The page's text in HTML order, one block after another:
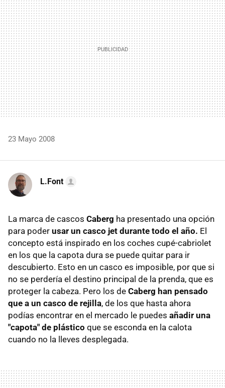
23 Mayo 2008
L.Font
La marca de cascos Caberg ha presentado una opción
para poder usar un casco jet durante todo el año. El
concepto está inspirado en los coches cupé-cabriolet
en los que la capota dura se puede quitar para ir
descubierto. Esto en un casco es imposible, por que si
no se perdería el destino principal de la prenda, que es
proteger la cabeza. Pero los de Caberg han pensado
que a un casco de rejilla, de los que hasta ahora
podías encontrar en el mercado le puedes añadir una
"capota" de plástico que se esconda en la calota
cuando no la lleves desplegada.